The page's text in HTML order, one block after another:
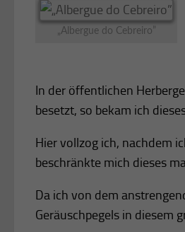
„Albergue do Cebreiro”
In der öffentlichen
besetzt, so bekam ich
Hier vollzog ich, nachdem
beschränkte mich dieses
Da ich von dem
Geräuschpegels in diesem